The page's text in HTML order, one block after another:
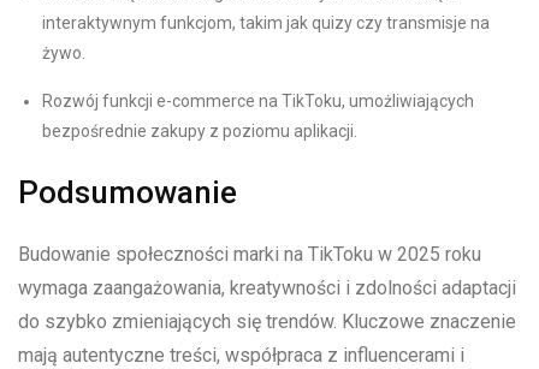
interaktywnym funkcjom, takim jak quizy czy transmisje na
żywo.
Rozwój funkcji e-commerce na TikToku, umożliwiających
bezpośrednie zakupy z poziomu aplikacji.
Podsumowanie
Budowanie społeczności marki na TikToku w 2025 roku
wymaga zaangażowania, kreatywności i zdolności adaptacji
do szybko zmieniających się trendów. Kluczowe znaczenie
mają autentyczne treści, współpraca z influencerami i